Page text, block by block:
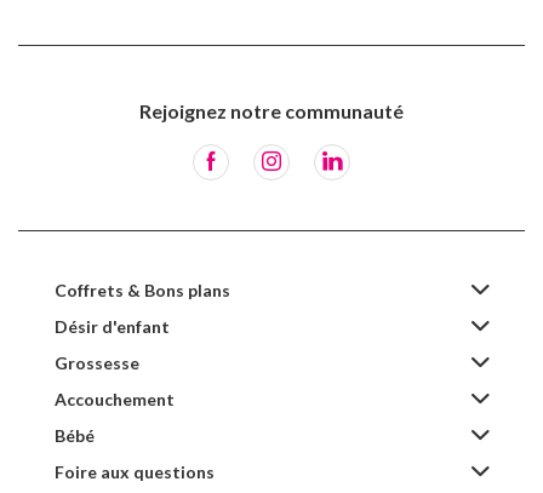
Rejoignez notre communauté
Coffrets & Bons plans
Désir d'enfant
Grossesse
Accouchement
Bébé
Foire aux questions